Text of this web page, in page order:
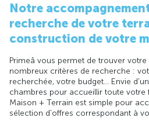
Notre
recherche de votre
construction de votre
Primeâ vous permet de trouver
nombreux critères de recherche :
recherchée, votre budget... Envie
chambres pour accueillir toute votre
Maison + Terrain est simple pour
sélection d'offres correspondant à